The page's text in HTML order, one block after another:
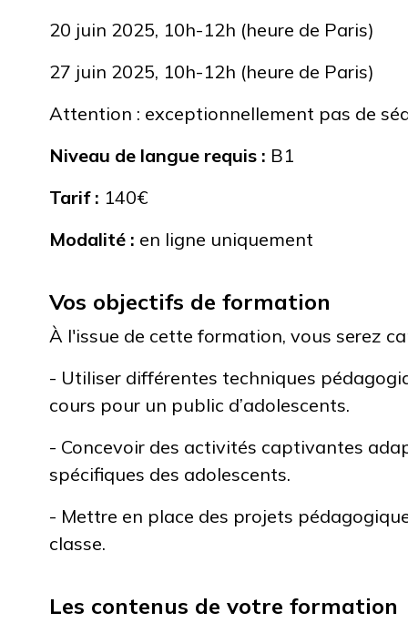
20 juin 2025, 10h-12h (heure de Paris)
27 juin 2025, 10h-12h (heure de Paris)
Attention : exceptionnellement pas de
Niveau de langue requis : B1
Tarif : 140€
Modalité : en ligne uniquement
Vos objectifs de formation
À l'issue de cette formation, vous serez
- Utiliser différentes techniques
cours pour un public d’adolescents.
- Concevoir des activités captivantes
spécifiques des adolescents.
- Mettre en place des projets
classe.
Les contenus de votre formation